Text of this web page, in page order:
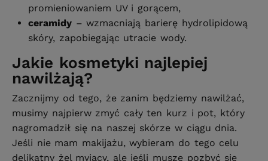
promieniowaniem UV i gorącem,
ceramidy – wzmacniają barierę hydrolipidową
skóry, zapobiegając utracie wody.
Jakie kosmetyki najlepiej
nawilżają?
Zacznijmy od tego, że zanim będziemy nawilżać,
musimy najpierw zmyć cały ten kurz i pot, który
nagromadził się na naszej skórze w ciągu dnia.
Jeśli nie mam makijażu, wybieram do tego celu
delikatny żel myjący, ale jeśli muszę pozbyć się